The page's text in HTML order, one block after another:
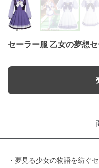
セーラー服 乙女の夢想
・夢見る少女の物語を紡ぐ